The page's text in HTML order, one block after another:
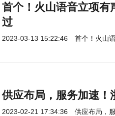
首个！火山语音立项有
过
2023-03-13 15:22:46 首个！火山
供应布局，服务加速！
2023-02-21 17:34:36 供应布局，